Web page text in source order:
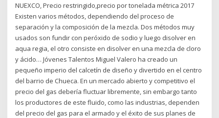
NUEXCO, Precio restringido,precio por tonelada métrica 2017
Existen varios métodos, dependiendo del proceso de
separación y la composición de la mezcla. Dos métodos muy
usados son fundir con peróxido de sodio y luego disolver en
aqua regia, el otro consiste en disolver en una mezcla de cloro
y ácido… Jóvenes Talentos Miguel Valero ha creado un
pequeño imperio del calcetín de diseño y divertido en el centro
del barrio de Chueca. En un mercado abierto y competitivo el
precio del gas debería fluctuar libremente, sin embargo tanto
los productores de este fluido, como las industrias, dependen
del precio del gas para el armado y el éxito de sus planes de